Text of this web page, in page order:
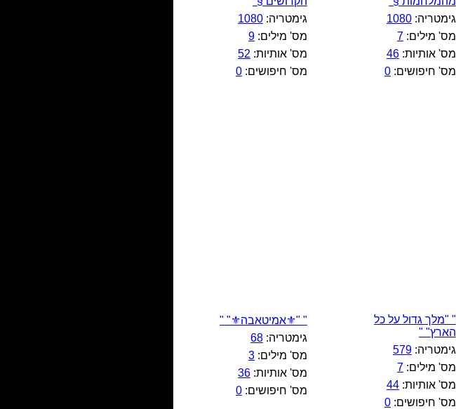
גימטריה: 1080
מס' מילים: 7
מס' אותיות: 46
מס' חיפושים: 0
גימטריה: 1080
מס' מילים: 9
מס' אותיות: 52
מס' חיפושים: 0
" "מלך גדול על כל
הארץ" "
גימטריה: 579
מס' מילים: 7
מס' אותיות: 44
מס' חיפושים: 0
" "⚜️אמיטאבה⚜️" "
גימטריה: 68
מס' מילים: 3
מס' אותיות: 36
מס' חיפושים: 0